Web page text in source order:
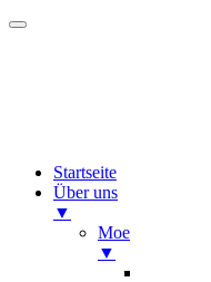
Startseite
Über uns
▼
Moe
▼